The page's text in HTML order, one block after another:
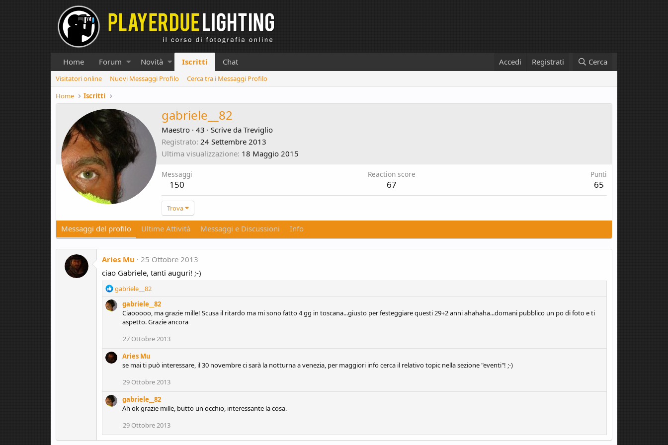
Home Forum Novità Iscritti Chat Accedi Registrati Cerca
Visitatori online Nuovi Messaggi Profilo
Cerca tra i Messaggi Profilo
Home
Iscritti
gabriele__82
Maestro · 43 · Scrive da Treviglio
Registrato 24 Settembre 2013
Ultima visualizzazione 18 Maggio 2015
Messaggi
150
Reaction score
67
Punti
65
Trova
Messaggi del profilo Ultime Attività Messaggi e Discussioni Info
Aries Mu
25 Ottobre 2013
ciao Gabriele, tanti auguri! ;-)
R
a
n
s
gabriele__82
gabriele__82
Ciaooooo, ma grazie mille! Scusa il ritardo ma mi sono fatto 4 gg in toscana...giusto per festeggiare questi 29+2 anni ahahaha...domani pubblico un po di foto e ti
aspetto. Grazie ancora
27 Ottobre 2013
Aries Mu
se mai ti può interessare, il 30 novembre ci sarà la notturna a venezia, per maggiori info cerca il relativo topic nella sezione "eventi"! ;-)
29 Ottobre 2013
gabriele__82
Ah ok grazie mille, butto un occhio, interessante la cosa.
29 Ottobre 2013